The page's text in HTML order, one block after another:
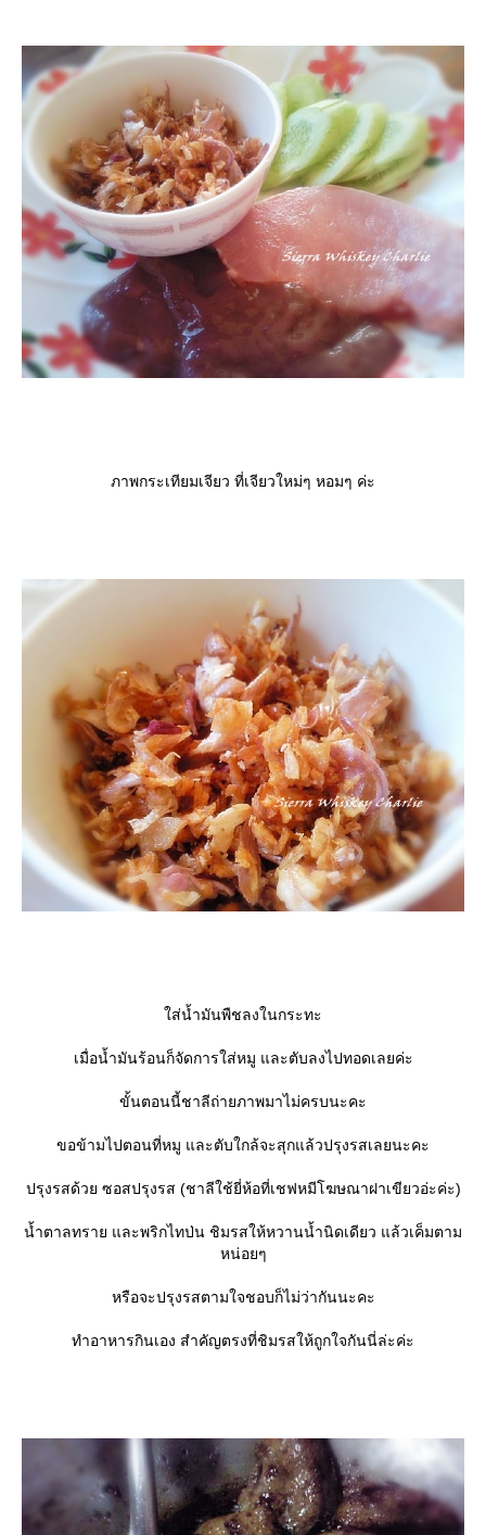
ภาพกระเทียมเจียว ที่เจียวใหม่ๆ หอมๆ ค่ะ
ส่น้ำมันพืชลงในกระทะ
เมื่อน้ำมันร้อนก็จัดการใส่หมู และตับลงไปทอดเลยค่ะ
ขั้นตอนนี้ชาลีถ่ายภาพมาไม่ครบนะคะ
ขอข้ามไปตอนที่หมู และตับใกล้จะสุกแล้วปรุงรสเลยนะคะ
ปรุงรสด้วย ซอสปรุงรส (ชาลีใช้ยี่ห้อที่เชฟหมีโฆษณาฝาเขียวอ่ะค่ะ)
น้ำตาลทราย และพริกไทป่น ชิมรสให้หวานน้ำนิดเดียว แล้วเค็มตาม
หน่อยๆ
หรือจะปรุงรสตามใจชอบก็ไม่ว่ากันนะคะ
ทำอาหารกินเอง สำคัญตรงที่ชิมรสให้ถูกใจกันนี่ล่ะค่ะ